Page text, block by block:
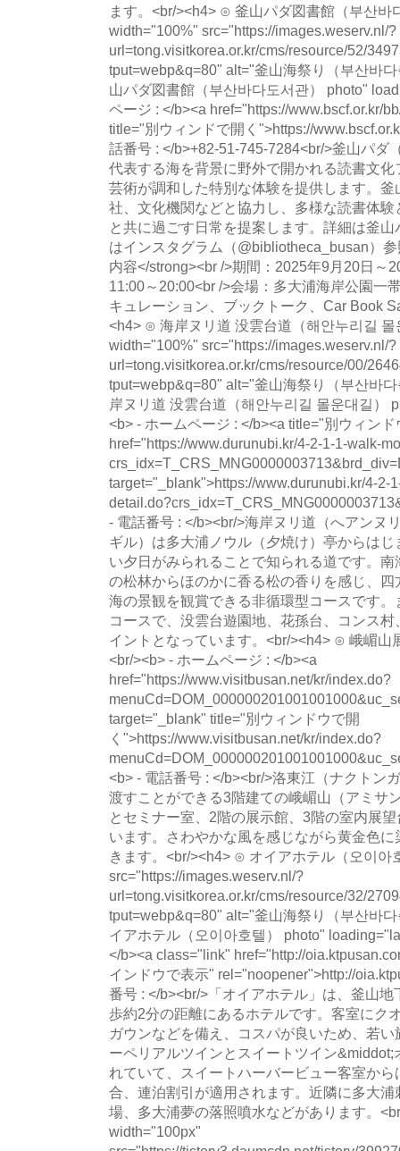
ます。<br/><h4> ⊙ 釜山パダ図書館（부산바
width="100%" src="https://images.weserv.nl/?
url=tong.visitkorea.or.kr/cms/resource/52/
tput=webp&q=80" alt="釜山海祭り（부산바
山パダ図書館（부산바다도서관） photo"
ページ : </b><a href="https://www.bscf.or.kr/
title="別ウィンドで開く">https://
話番号 : </b>+82-51-745-7284<br/>釜山パダ
代表する海を背景に野外で開かれる読書文
芸術が調和した特別な体験を提供します。
社、文化機関などと協力し、多様な読書体
と共に過ごす日常を提案します。詳細は釜
はインスタグラム（@bibliotheca_busan）
内容</strong><br />期間：2025年9月20日～
11:00～20:00<br />会場：多大浦海岸公園一
キュレーション、ブックトーク、Car Book
<h4> ⊙ 海岸ヌリ道 没雲台道（해안누리길 몰
width="100%" src="https://images.weserv.nl/?
url=tong.visitkorea.or.kr/cms/resource/00/
tput=webp&q=80" alt="釜山海祭り（부산바
岸ヌリ道 没雲台道（해안누리길 몰운대길）
<b> - ホームページ : </b><a title="別ウィン
href="https://www.durunubi.kr/4-2-1-1-walk-
target="_blank">https://www.durunubi.kr/4-2-
- 電話番号 : </b><br/>海岸ヌリ道（へアンヌ
ギル）は多大浦ノウル（夕焼け）亭からは
い夕日がみられることで知られる道です。
の松林からほのかに香る松の香りを感じ、
海の景観を観賞できる非循環型コースです
コースで、没雲台遊園地、花孫台、コンス
イントとなっています。<br/><h4> ⊙ 峨嵋山
<br/><b> - ホームページ : </b><a
href="https://www.visitbusan.net/kr/index.do?
target="_blank" title="別ウィンドウで開
く">https://www.visitbusan.net/kr/index.do?
<b> - 電話番号 : </b><br/>洛東江（ナクトン
渡すことができる3階建ての峨嵋山（アミサ
とセミナー室、2階の展示館、3階の室内展
います。さわやかな風を感じながら黄金色
きます。<br/><h4> ⊙ オイアホテル（오이아
src="https://images.weserv.nl/?
url=tong.visitkorea.or.kr/cms/resource/32/
tput=webp&q=80" alt="釜山海祭り（부산바
イアホテル（오이아호텔） photo"
</b><a class="link" href="http://
インドウで表示" rel="noopener">http://
番号 : </b><br/>「オイアホテル」は、釜山
歩約2分の距離にあるホテルです。客室にク
ガウンなどを備え、コスパが良いため、若
ーペリアルツインとスイートツイン
れていて、スイートハーバービュー客室か
合、連泊割引が適用されます。近隣に多大
場、多大浦夢の落照噴水などがあります。
width="100px"